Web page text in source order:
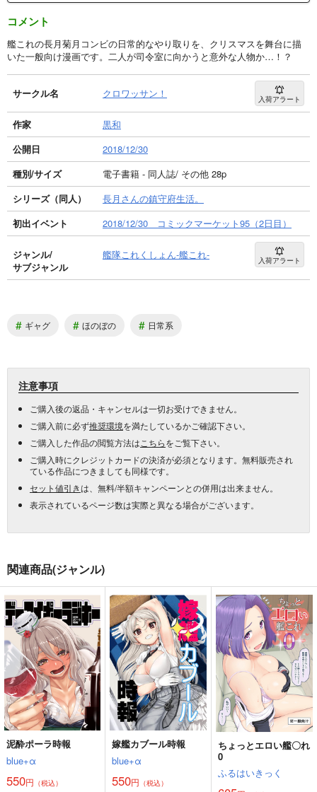
コメント
艦これの長月菊月コンビの日常的なやり取りを、クリスマスを舞台に描
いた一般向け漫画です。二人が司令室に向かうと意外な人物か…！？
サークル名 クロワッサン！ 入荷アラート
作家
黒和
公開日
2018/12/30
種別/サイズ
電子書籍 - 同人誌/ その他 28p
シリーズ（同人）
長月さんの鎮守府生活。
初出イベント
2018/12/30 コミックマーケット95（2日目）
ジャンル/
サブジャンル
艦隊これくしょん-艦これ- 入荷アラート
# ギャグ # ほのぼの # 日常系
注意事項
ご購入後の返品・キャンセルは一切お受けできません。
ご購入前に必ず推奨環境を満たしているかご確認下さい。
ご購入した作品の閲覧方法は こちらをご覧下さい。
ご購入時にクレジットカードの決済が必須となります。無料販売され
ている作品につきましても同様です。
セット値引きは、無料/半額キャンペーンとの併用は出来ません。
表示されているページ数は実際と異なる場合がございます。
関連商品(ジャンル)
泥酔ポーラ時報
blue+α
550円 （税込）
嫁艦カブール時報
blue+α
550円 （税込）
ちょっとエロい艦〇れ
0
ふるはいきっく